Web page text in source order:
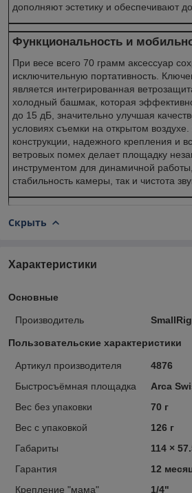
дополняют эстетику и обеспечивают
Функциональность и
При весе всего 70 грамм аксессуар
исключительную портативность.
является интегрированная
холодный башмак, которая
до 15 дБ, значительно улучшая
условиях съемки на открытом воздухе.
конструкции, надежного крепления и
ветровых помех делает площадку
инструментом для динамичной
стабильность камеры, так и чистота
Скрыть
Характеристики
Основные
Производитель SmallRig
Пользовательские характеристики
Артикул производителя
4876
Быстросъёмная площадка
Arca
Вес без упаковки
70 г
Вес с упаковкой
126 г
Габариты
114 ×
Гарантия
12
Крепление "мама"
1/4"